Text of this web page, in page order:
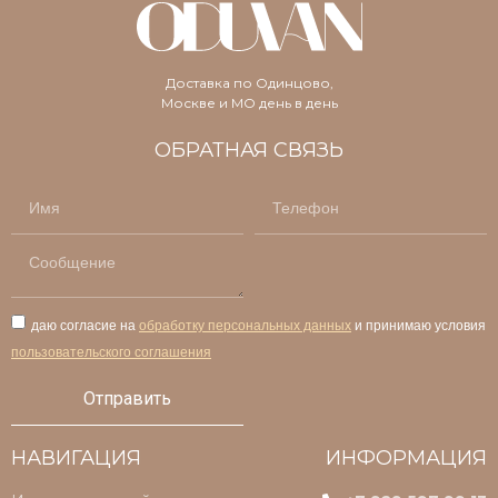
В «ODUVAN» можно заказать букет цветов с
из белых пионов;
из маттиолы;
из ромашек;
из роз;
101 роза;
из кустовых роз;
из пионовидных роз;
из гортензий;
из диантусов;
из гвоздик;
Доставка по Одинцово,
Москве и МО день в день
ОБРАТНАЯ СВЯЗЬ
даю согласие наобработку персональных данных и принимаю условия
пользовательского соглашения
Отправить
НАВИГАЦИЯ ИНФОРМАЦИЯ